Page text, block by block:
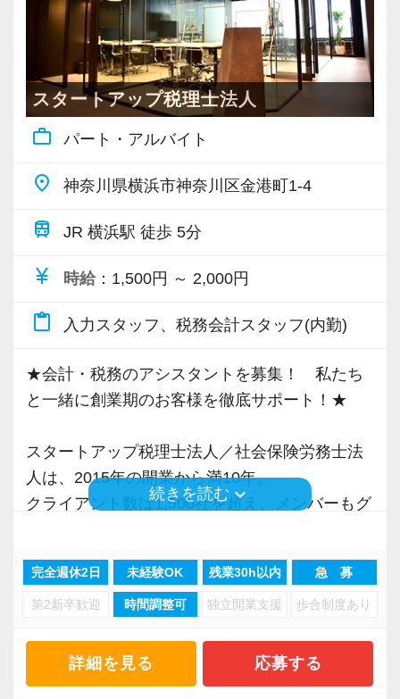
悩んでいるスタッフがいれば「何かあった
の？」と自ら声をかけて、一緒に問題解決に乗
り出します。
頑張れば頑張った分だけ評価されるため、希望
すればリーダーや管理職のようなポジションへ
税務の知識やスキルだけではない「人に信頼さ
れるマネジメント力」を身に付けたい方は、ぜ
ひ当社の横浜オフィスで一緒に働きましょう！
頼される税務のプロを目指せます】
様に寄り添う」ことが一つの使命です。
いたら、それを一緒になって実現するために大
きく力を発揮できる存在でありたいと考えてい
ます。ご紹介案件が7割を超えているのも、そう
今後もお客様に満足していただけるようにスキ
を獲得していきます。
お客様から信頼され、心の通ったサービスを提
【対象業種100種以上！節税・融資・税務調査に
強い税理士法人です】
創業以来17年連続増収増益、顧問先数2500以
上、全国6拠点で安定的に成長中です。
お客様に事務所までご来社いただく来所型サー
います。
専門Webサイトを10サイト以上運営しており、
新規顧問契約のお客様が毎年400件以上増加！
で、税務調査にも精通しています。
税理士という仕事は不況に強い仕事で、融資対
応、給付金のサポート、補助金のサポートなど
そのため、全拠点でスタッフの増員に力を入れ
ており、さらなるサービス品質の向上を目指し
ています。
また、職場環境の改善に積極的に取り組む企業
に対して認証される「社労士診断認証制度」を
取得しました。
施企業」の認定を受け、今後も社員が働きやす
い環境づくりを積極的に推進していきます。
スタートアップ税理士法人
work_outline パート・アルバイト
place 神奈川県横浜市神奈川区金港町1-4
train JR 横浜駅 徒歩 5分
currency_yen 時給 ：1,500円 ～ 2,000円
content_paste 入力スタッフ、税務会計スタッフ(内勤)
★会計・税務のアシスタントを募集！ 私たち
と一緒に創業期のお客様を徹底サポート！★
スタートアップ税理士法人／社会保険労務士法
人は、2015年の開業から満10年。
クライアント数は1,500社を超え、メンバーもグ
チャー事務所です。
これまで私たちのサービスを評価、信頼いただ
いたお客様やパートナー様からのご紹介から、
出会いを重ね続けることができ、着実に業績を
伸ばしています。
続きを読む keyboard_arrow_down
完全週休2日 未経験OK 残業30h以内 急 募
第2新卒歓迎 時間調整可 独立開業支援 歩合制度あり
詳細を見る 応募する